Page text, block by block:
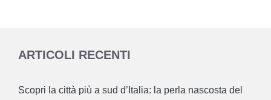
ARTICOLI RECENTI
Scopri la città più a sud d’Italia: la perla nascosta del